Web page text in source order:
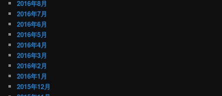
2016年8月
2016年7月
2016年6月
2016年5月
2016年4月
2016年3月
2016年2月
2016年1月
2015年12月